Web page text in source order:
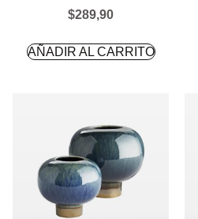
$289,90
AÑADIR AL CARRITO